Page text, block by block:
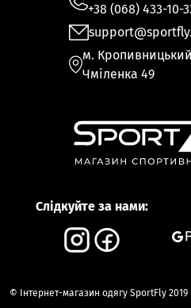
Слідкуйте за нами:
+38 (068) 433-10-
м.
Чміленка 49
© Інтернет-магазин одягу SportFly 2019